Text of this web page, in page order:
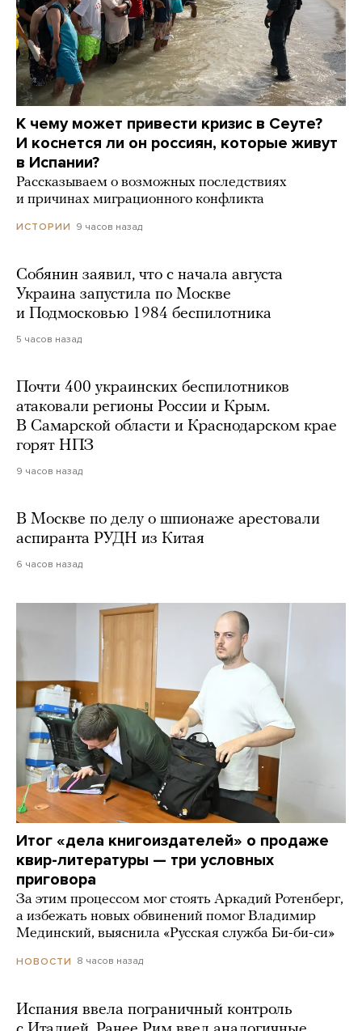
К чему может привести кризис в Сеуте?
И коснется ли он россиян, которые живут
в Испании?
Рассказываем о возможных последствиях
и причинах миграционного конфликта
ИСТОРИИ 9 часов назад
Собянин заявил, что с начала августа
Украина запустила по Москве
и Подмосковью 1984 беспилотника
5 часов назад
Почти 400 украинских беспилотников
атаковали регионы России и Крым.
В Самарской области и Краснодарском крае
горят НПЗ
9 часов назад
В Москве по делу о шпионаже арестовали
аспиранта РУДН из Китая
6 часов назад
Итог «дела книгоиздателей» о продаже
квир-литературы — три условных
приговора
За этим процессом мог стоять Аркадий Ротенберг,
а избежать новых обвинений помог Владимир
Мединский, выяснила «Русская служба Би-би-си»
НОВОСТИ 8 часов назад
Испания ввела пограничный контроль